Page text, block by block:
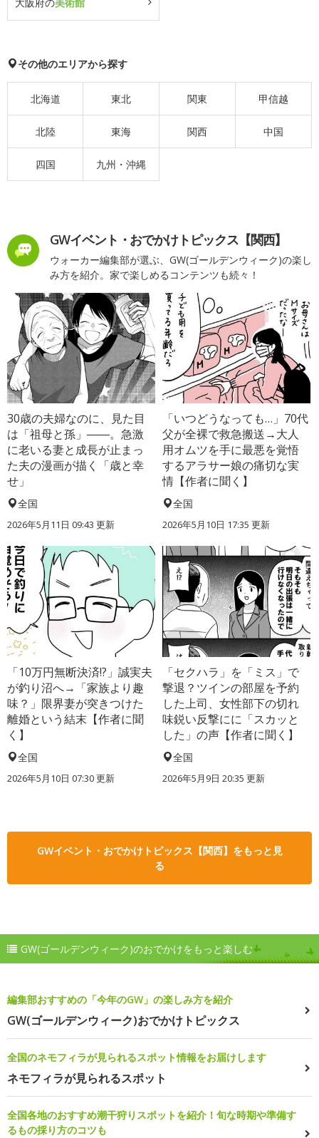
その他のエリアから探す
北海道 東北 関東 甲信越
北陸 東海 関西 中国
四国 九州・沖縄
GWイベント・おでかけトピックス【関西】
ウォーカー編集部が選ぶ、GW(ゴールデンウィーク)の楽し
み方を紹介。家で楽しめるコンテンツも続々！
30歳の夫婦なのに、見た目
は「祖母と孫」――。急激
に老いる妻と成長が止まっ
た夫の漫画が描く「歳と幸
せ」
全国
2026年5月11日 09:43 更新
「いつどうなっても…」70代
父が全裸で救急搬送→大人
用オムツを手に最悪を覚悟
するアラサー娘の痛切な実
情【作者に聞く】
全国
2026年5月10日 17:35 更新
「10万円無断決済!?」誠実夫
が釣り沼へ→「家族より趣
味？」限界妻が突きつけた
離婚という結末【作者に聞
く】
全国
2026年5月10日 07:30 更新
「セクハラ」を「ミス」で
撃退？ツインの部屋を予約
した上司、女性部下の切れ
味鋭い反撃にに「スカッと
した」の声【作者に聞く】
全国
2026年5月9日 20:35 更新
GWイベント・おでかけトピックス【関西】をもっと見
る
GW(ゴールデンウィーク)のおでかけをもっと楽しむ
編集部おすすめの「今年のGW」の楽しみ方を紹介
GW(ゴールデンウィーク)おでかけトピックス
全国のネモフィラが見られるスポット情報をお届けします
ネモフィラが見られるスポット
全国各地のおすすめ潮干狩りスポットを紹介！旬な時期や準備す
るもの採り方のコツも